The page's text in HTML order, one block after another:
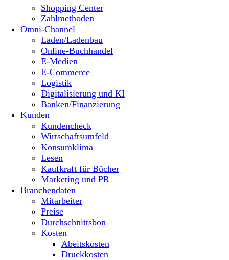
Shopping Center
Zahlmethoden
Omni-Channel
Laden/Ladenbau
Online-Buchhandel
E-Medien
E-Commerce
Logistik
Digitalisierung und KI
Banken/Finanzierung
Kunden
Kundencheck
Wirtschaftsumfeld
Konsumklima
Lesen
Kaufkraft für Bücher
Marketing und PR
Branchendaten
Mitarbeiter
Preise
Durchschnittsbon
Kosten
Abeitskosten
Druckkosten